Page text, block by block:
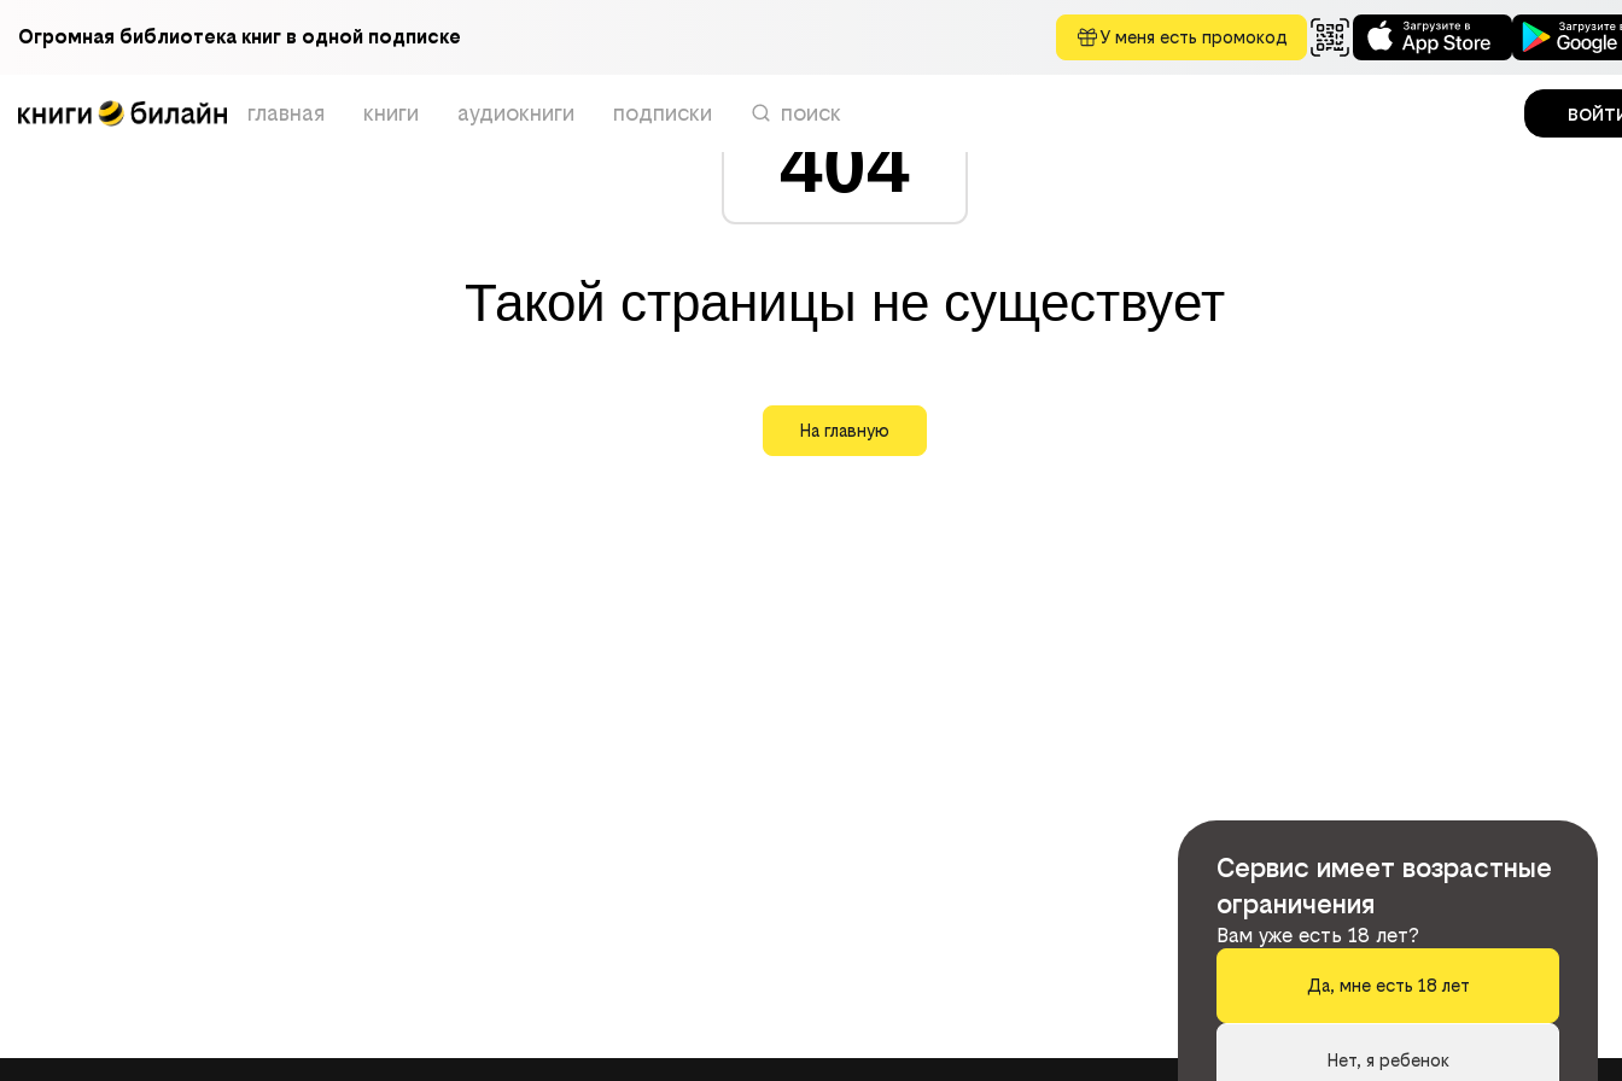
Огромная библиотека книг в одной подписке У меня есть промокод
главная книги аудиокниги подписки поиск
404
Такой страницы не существует
На главную
Сервис имеет возрастные
ограничения
Вам уже есть 18 лет?
Да, мне есть 18 лет
Нет, я ребенок